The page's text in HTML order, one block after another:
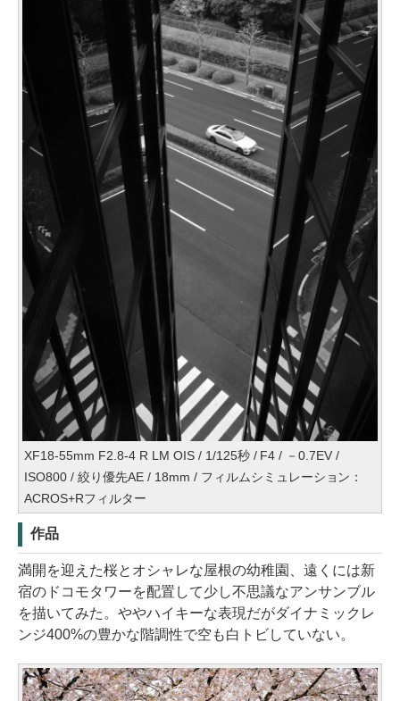
XF18-55mm F2.8-4 R LM OIS / 1/125秒 / F4 / －0.7EV /
ISO800 / 絞り優先AE / 18mm / フィルムシミュレーション：
ACROS+Rフィルター
作品
満開を迎えた桜とオシャレな屋根の幼稚園、遠くには新
宿のドコモタワーを配置して少し不思議なアンサンブル
を描いてみた。ややハイキーな表現だがダイナミックレ
ンジ400%の豊かな階調性で空も白トビしていない。